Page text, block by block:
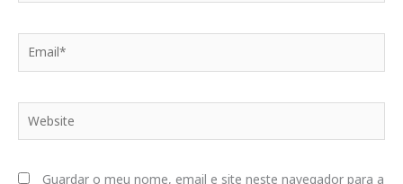
Guardar o meu nome, email e site neste navegador para a